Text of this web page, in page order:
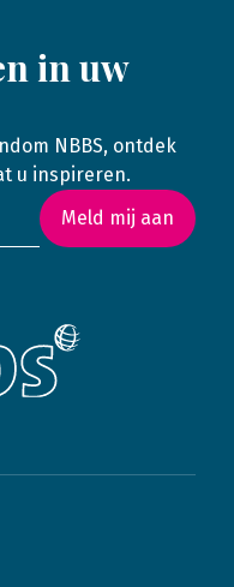
in uw
NBBS, ontdek
u inspireren.
Meld mij aan